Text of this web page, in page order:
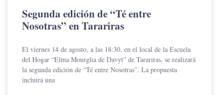
Segunda edición de “Té entre
Nosotras” en Tarariras
El viernes 14 de agosto, a las 18:30, en el local de la Escuela
del Hogar “Elma Mourglia de Davyt” de Tarariras, se realizará
la segunda edición de “Té entre Nosotras”. La propuesta
incluirá una